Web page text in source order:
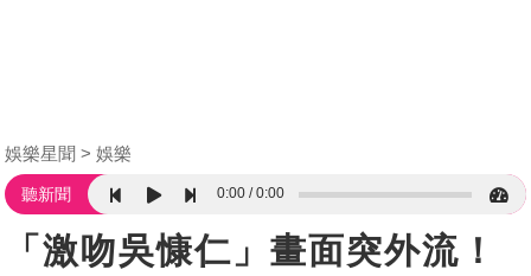
娛樂星聞 娛樂
聽新聞 0:00 0:00
「激吻吳慷仁」畫面突外流！